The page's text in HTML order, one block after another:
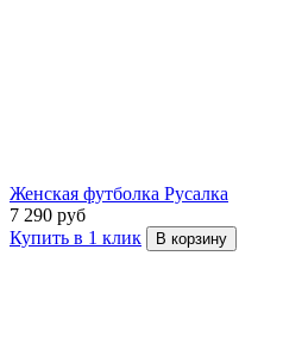
Женская футболка Русалка
7 290 руб
Купить в 1 клик
В корзину